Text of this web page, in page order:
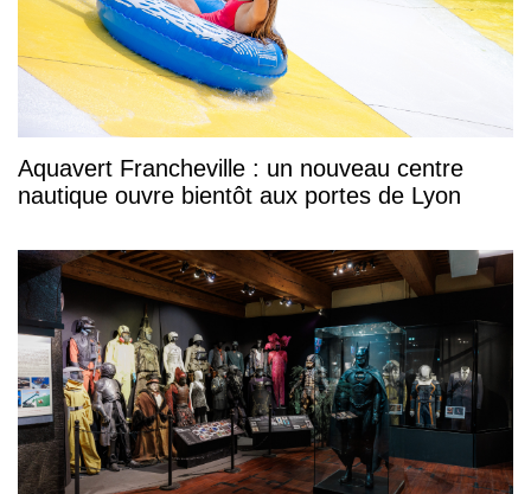
Aquavert Francheville : un nouveau centre
nautique ouvre bientôt aux portes de Lyon